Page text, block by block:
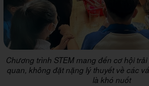
Chương trình STEM mang đến cơ hội
quan, không đặt nặng lý thuyết về các
là khó nuốt